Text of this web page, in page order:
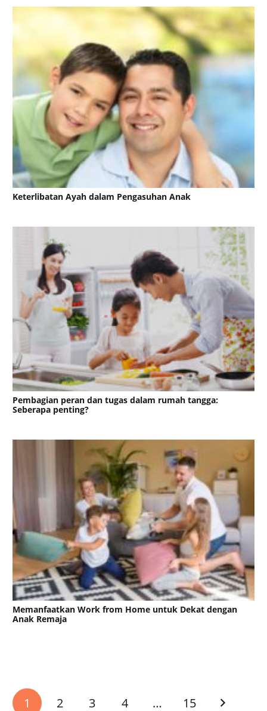
Keterlibatan Ayah dalam Pengasuhan Anak
Pembagian peran dan tugas dalam rumah tangga:
Seberapa penting?
Memanfaatkan Work from Home untuk Dekat dengan
Anak Remaja
1 2 3 4 … 15